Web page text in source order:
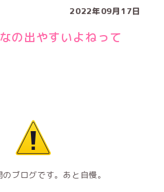
2022年09月17日
の出やすいよねって
ブログです。あと自慢。